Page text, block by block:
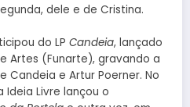
dele e de Cristina.
do LP Candeia, lançado
Artes (Funarte), gravando a
Candeia e Artur Poerner. No
Livre lançou o